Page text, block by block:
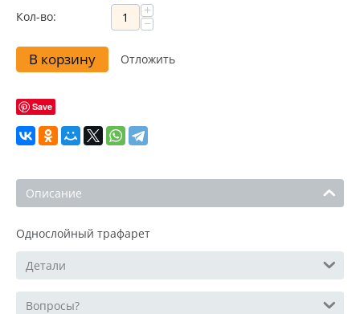
Кол-во:
+
−
В корзину Отложить
Save
Описание
Однослойный трафарет
Детали
Вопросы?